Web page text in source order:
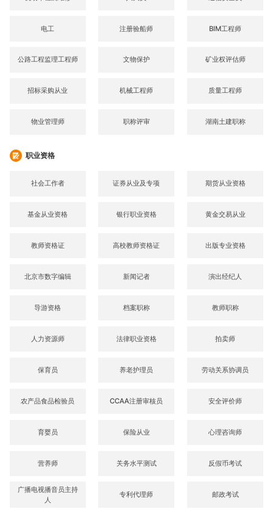
电工 注册验船师 BIM工程师
公路工程监理工程师 文物保护 矿业权评估师
招标采购从业 机械工程师 质量工程师
物业管理师 职称评审 湖南土建职称
职业资格
社会工作者 证券从业及专项 期货从业资格
基金从业资格 银行职业资格 黄金交易从业
教师资格证 高校教师资格证 出版专业资格
北京市数字编辑 新闻记者 演出经纪人
导游资格 档案职称 教师职称
人力资源师 法律职业资格 拍卖师
保育员 养老护理员 劳动关系协调员
农产品食品检验员 CCAA注册审核员 安全评价师
育婴员 保险从业 心理咨询师
营养师 关务水平测试 反假币考试
广播电视播音员主持
人
专利代理师 邮政考试